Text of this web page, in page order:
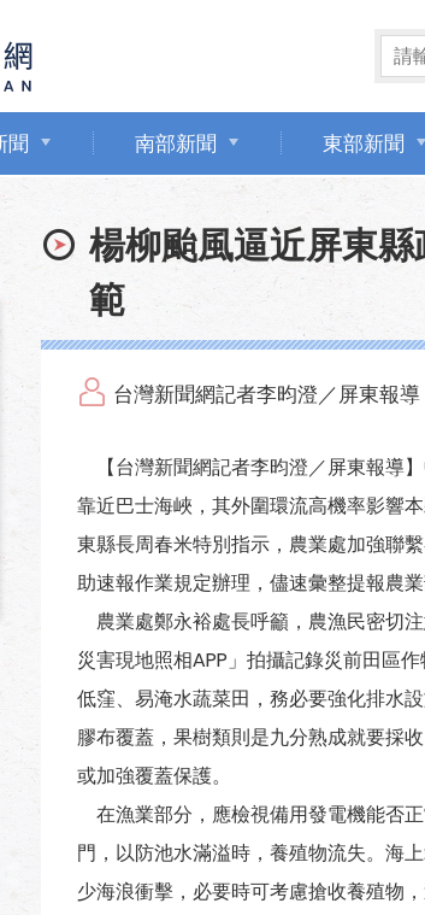
聞 南部新聞 東部新聞
楊柳颱風逼近屏東
範
台灣新聞網記者李昀澄／屏東報導
【台灣新聞網記者李昀澄／屏東報導
靠近巴士海峽，其外圍環流高機率影響
東縣長周春米特別指示，農業處加強聯
助速報作業規定辦理，儘速彙整提報農
農業處鄭永裕處長呼籲，農漁民密切
災害現地照相APP」拍攝記錄災前田區
低窪、易淹水蔬菜田，務必要強化排水
膠布覆蓋，果樹類則是九分熟成就要採
或加強覆蓋保護。
在漁業部分，應檢視備用發電機能否
門，以防池水滿溢時，養殖物流失。海
少海浪衝擊，必要時可考慮搶收養殖物